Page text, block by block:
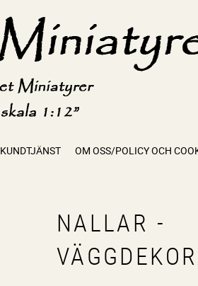
KUNDTJÄNST OM OSS/POLICY OCH
NALLAR -